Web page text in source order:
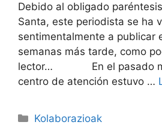
Debido al obligado
Santa, este periodista se ha
sentimentalmente a publicar
semanas más tarde, como
lector… En el pasado
centro de atención estuvo …
Kolaborazioak